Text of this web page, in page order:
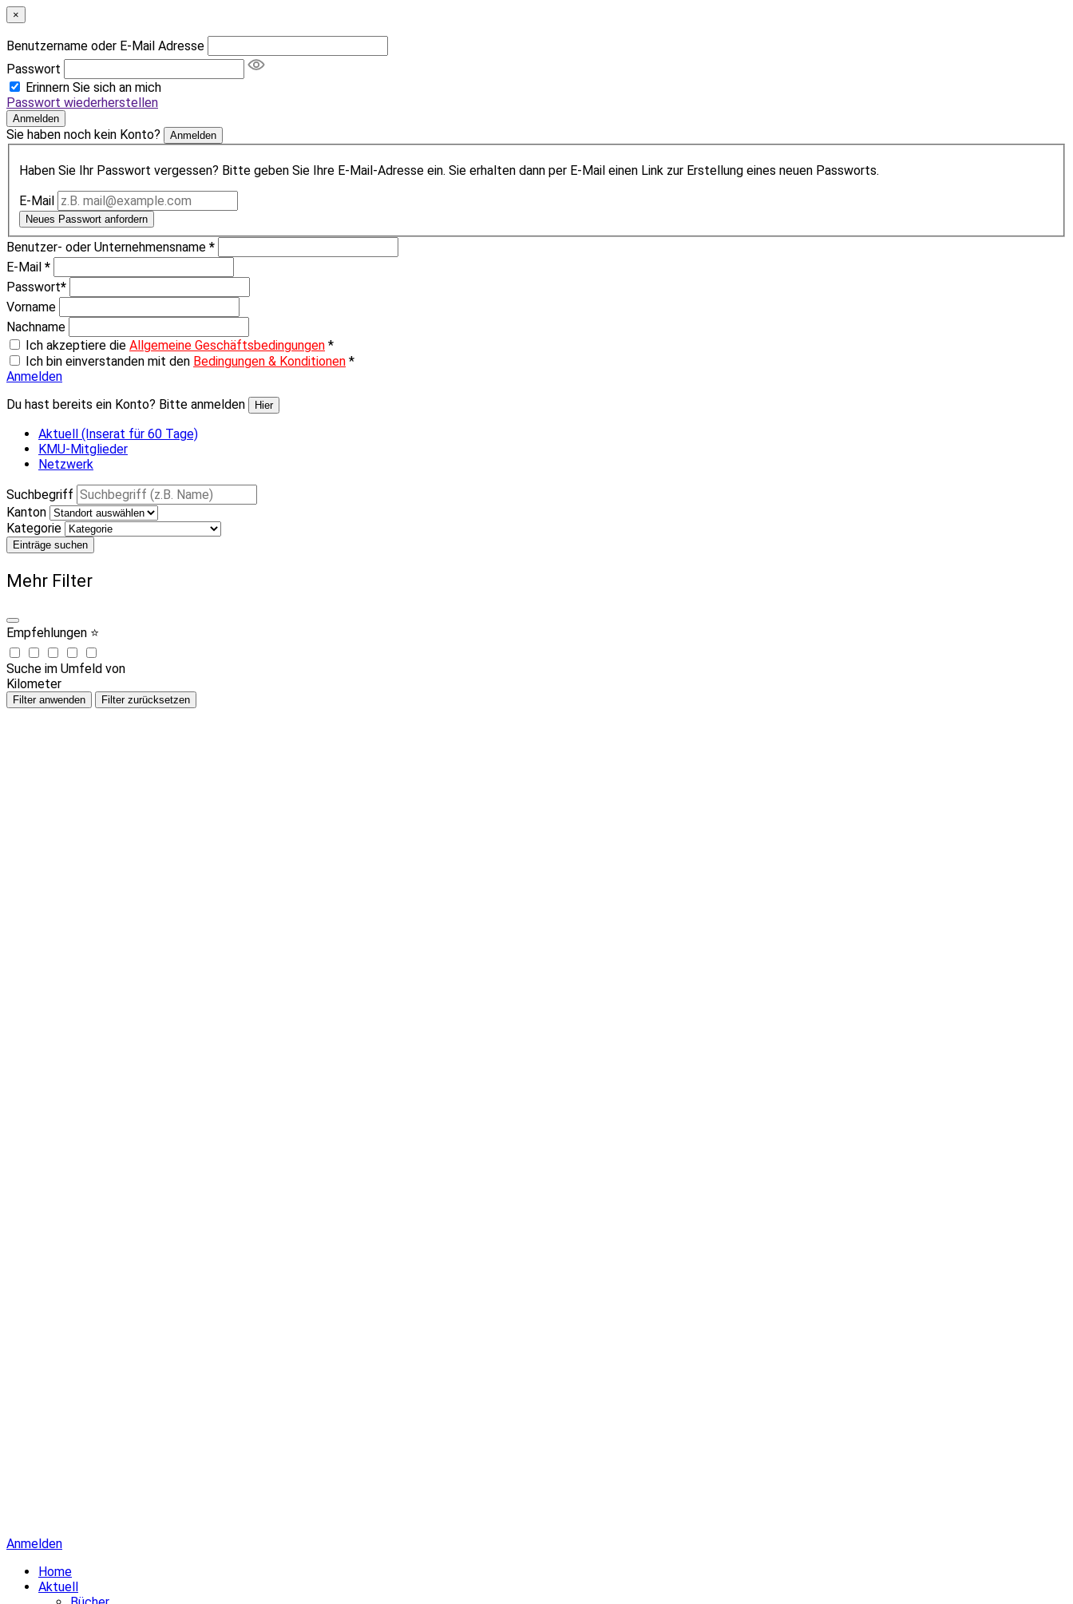
×
Benutzername oder E-Mail Adresse
Passwort
Erinnern Sie sich an mich
Passwort wiederherstellen
Anmelden
Sie haben noch kein Konto? Anmelden
Haben Sie Ihr Passwort vergessen? Bitte geben Sie Ihre E-Mail-Adresse ein. Sie erhalten dann per E-Mail einen Link zur Erstellung eines neuen Passworts.
E-Mail
Neues Passwort anfordern
Benutzer- oder Unternehmensname *
E-Mail *
Passwort*
Vorname
Nachname
Ich akzeptiere die Allgemeine Geschäftsbedingungen *
Ich bin einverstanden mit den Bedingungen & Konditionen *
Anmelden
Du hast bereits ein Konto? Bitte anmelden
Hier
Aktuell (Inserat für 60 Tage)
KMU-Mitglieder
Netzwerk
Suchbegriff
Kanton
Kategorie
Einträge suchen
Mehr Filter
Empfehlungen ⭐
Suche im Umfeld von
Kilometer
Filter anwenden Filter zurücksetzen
Anmelden
Home
Aktuell